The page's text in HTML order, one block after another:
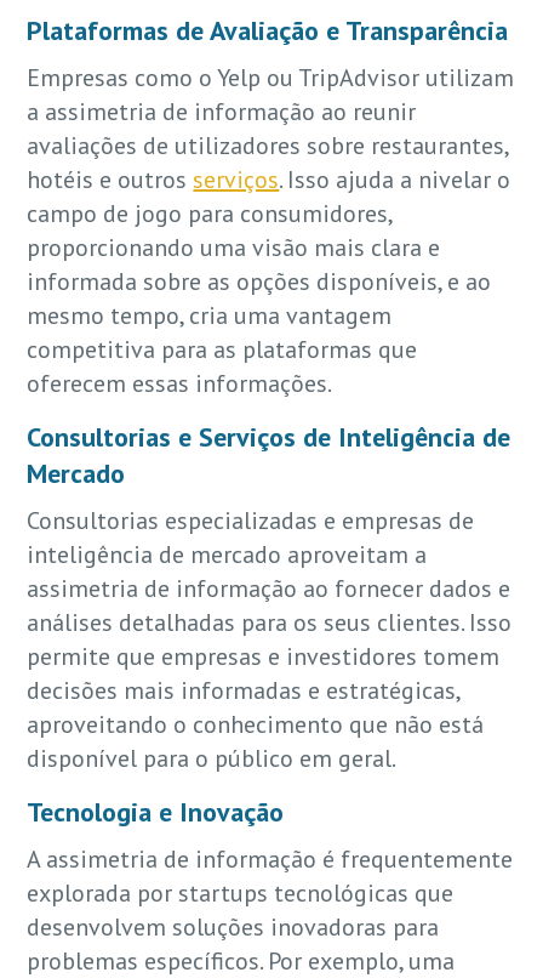
Plataformas de Avaliação e Transparência
Empresas como o Yelp ou TripAdvisor utilizam
a assimetria de informação ao reunir
avaliações de utilizadores sobre restaurantes,
hotéis e outrosserviços. Isso ajuda a nivelar o
campo de jogo para consumidores,
proporcionando uma visão mais clara e
informada sobre as opções disponíveis, e ao
mesmo tempo, cria uma vantagem
competitiva para as plataformas que
oferecem essas informações.
Consultorias e Serviços de Inteligência de
Mercado
Consultorias especializadas e empresas de
inteligência de mercado aproveitam a
assimetria de informação ao fornecer dados e
análises detalhadas para os seus clientes. Isso
permite que empresas e investidores tomem
decisões mais informadas e estratégicas,
aproveitando o conhecimento que não está
disponível para o público em geral.
Tecnologia e Inovação
A assimetria de informação é frequentemente
explorada por startups tecnológicas que
desenvolvem soluções inovadoras para
problemas específicos. Por exemplo, uma